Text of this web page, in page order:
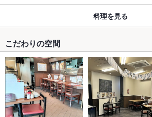
料理を見る
こだわりの空間